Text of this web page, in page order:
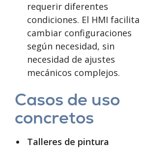
requerir diferentes
condiciones. El HMI facilita
cambiar configuraciones
según necesidad, sin
necesidad de ajustes
mecánicos complejos.
Casos de uso
concretos
Talleres de pintura